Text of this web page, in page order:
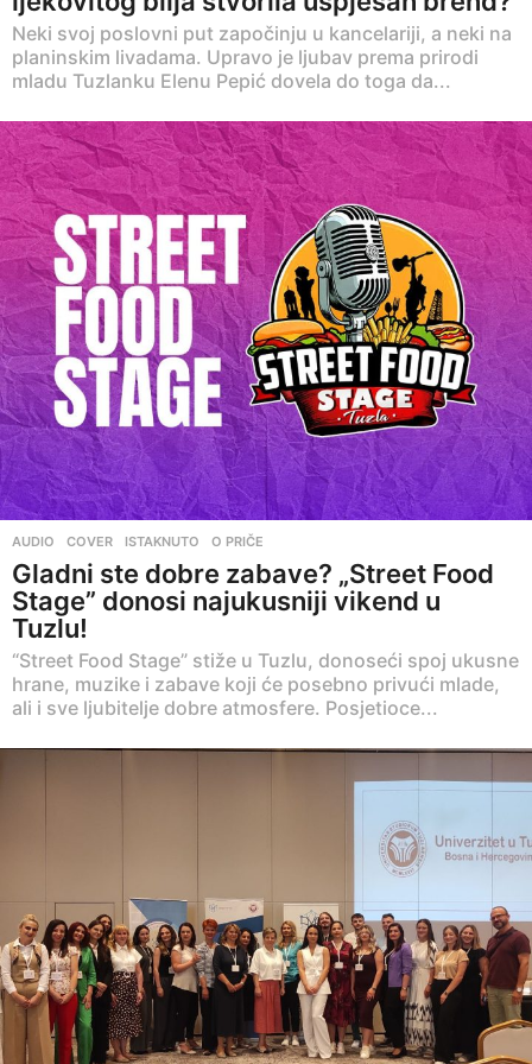
Neki svoj poslovni put započinju u kancelariji, a neki na
planinskim livadama. Upravo je ljubav prema prirodi
mladu Tuzlanku Elenu Pepić dovela do toga da...
AUDIO ,COVER ,ISTAKNUTO ,O PRIČE
Gladni ste dobre zabave? „Street Food
Stage” donosi najukusniji vikend u
Tuzlu!
“Street Food Stage” stiže u Tuzlu, donoseći spoj ukusne
hrane, muzike i zabave koji će posebno privući mlade,
ali i sve ljubitelje dobre atmosfere. Posjetioce...